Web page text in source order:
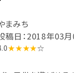
まみち
稿日：2018年03
★★★★☆